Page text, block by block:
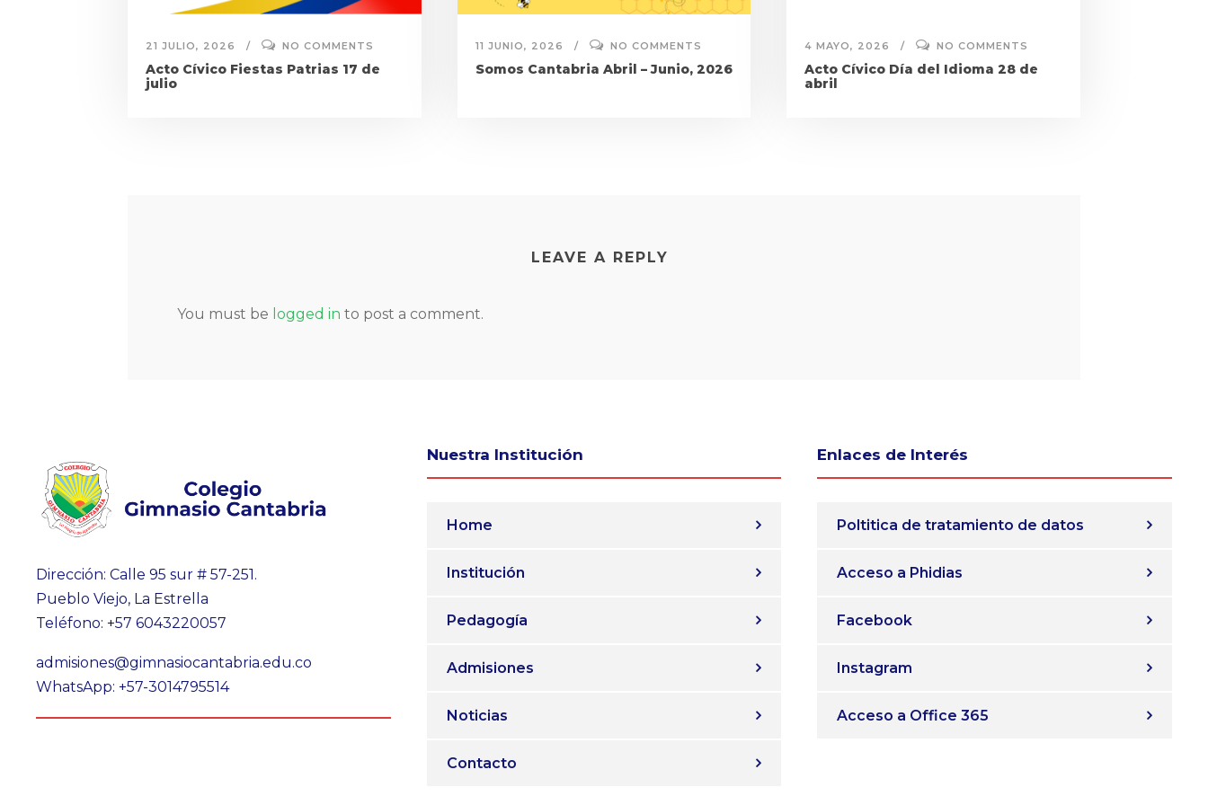
21 JULIO, 2026 NO COMMENTS
Acto Cívico Fiestas Patrias 17 de
julio
11 JUNIO, 2026 NO COMMENTS
Somos Cantabria Abril – Junio, 2026
4 MAYO, 2026 NO COMMENTS
Acto Cívico Día del Idioma 28 de
abril
LEAVE A REPLY
You must be logged in to post a comment.
Dirección: Calle 95 sur # 57-251.
Pueblo Viejo, La Estrella
Teléfono: +57 6043220057
admisiones@gimnasiocantabria.edu.co
WhatsApp: +57-3014795514
Nuestra Institución
Home
Institución
Pedagogía
Admisiones
Noticias
Contacto
Enlaces de Interés
Poltitica de tratamiento de datos
Acceso a Phidias
Facebook
Instagram
Acceso a Office 365